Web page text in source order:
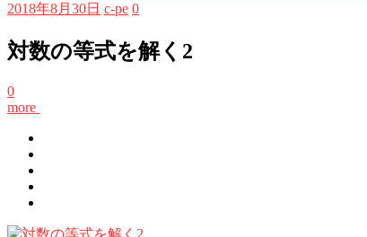
2018年8月30日 c-pe 0
対数の等式を解く2
0
more